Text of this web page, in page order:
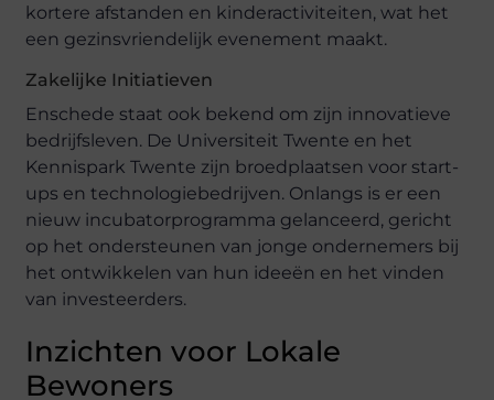
kortere afstanden en kinderactiviteiten, wat het
een gezinsvriendelijk evenement maakt.
Zakelijke Initiatieven
Enschede staat ook bekend om zijn innovatieve
bedrijfsleven. De Universiteit Twente en het
Kennispark Twente zijn broedplaatsen voor start-
ups en technologiebedrijven. Onlangs is er een
nieuw incubatorprogramma gelanceerd, gericht
op het ondersteunen van jonge ondernemers bij
het ontwikkelen van hun ideeën en het vinden
van investeerders.
Inzichten voor Lokale
Bewoners